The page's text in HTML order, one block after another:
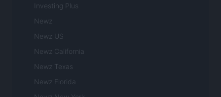
Investing Plus
Newz
Newz US
Newz California
Newz Texas
Newz Florida